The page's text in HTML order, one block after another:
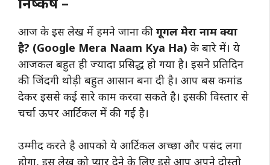
आज के इस लेख में हमने जाना की गूगल मेरा नाम क्या
है? (Google Mera Naam Kya Ha) के बारे में। ये
आजकल बहुत ही ज्यादा प्रसिद्ध हो गया है। इसने प्रतिदिन
की जिंदगी थोड़ी बहुत आसान बना दी है। आप बस कमांड
देकर इससे कई सारे काम करवा सकते है। इसकी विस्तार से
चर्चा ऊपर आर्टिकल में की गई है।
उम्मीद करते है आपको ये आर्टिकल अच्छा और पसंद लगा
होगा, इस लेख को प्यार देने के लिए इसे आप अपने दोस्तो